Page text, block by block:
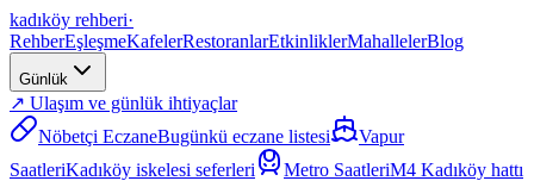
kadıköy rehberi·
RehberEşleşmeKafelerRestoranlarEtkinliklerMahallelerBlog
Günlük
↗ Ulaşım ve günlük ihtiyaçlar
Nöbetçi EczaneBugünkü eczane listesi
Vapur
SaatleriKadıköy iskelesi seferleri Metro SaatleriM4 Kadıköy hattı